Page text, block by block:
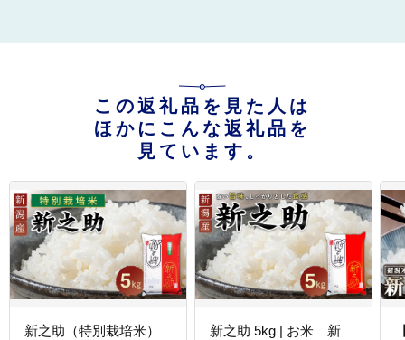
この返礼品を見た人は
ほかにこんな返礼品を
見ています。
新之助（特別栽培米）
新之助 5kg | お米 新